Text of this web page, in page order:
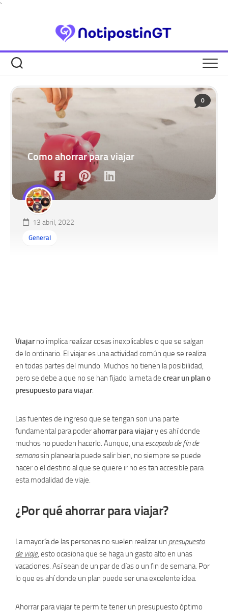
`Skip
0
Como ahorrar para viajar
13 abril, 2022
General
Viajarno implica realizar cosas inexplicables o que se salgan
de lo ordinario. El viajar es una actividad común que se realiza
en todas partes del mundo. Muchos no tienen la posibilidad,
pero se debe a que no se han fijado la meta de crear un plan o
presupuesto para viajar.
Las fuentes de ingreso que se tengan son una parte
fundamental para poderahorrar para viajary es ahí donde
muchos no pueden hacerlo. Aunque, unaescapada de fin de
semanasin planearla puede salir bien, no siempre se puede
hacer o el destino al que se quiere ir no es tan accesible para
esta modalidad de viaje.
¿Por qué ahorrar para viajar?
La mayoría de las personas no suelen realizar un presupuesto
de viaje, esto ocasiona que se haga un gasto alto en unas
vacaciones. Así sean de un par de días o un fin de semana. Por
lo que es ahí donde un plan puede ser una excelente idea.
Ahorrar para viajar te permite tener un presupuesto óptimo